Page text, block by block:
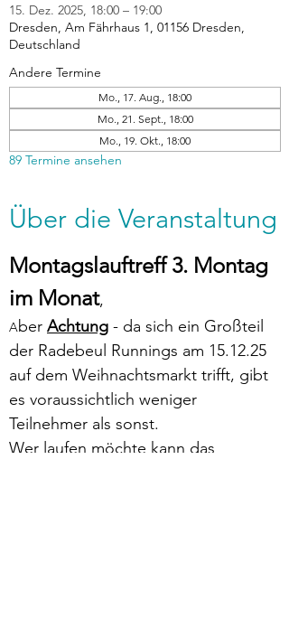
15. Dez. 2025, 18:00 – 19:00
Dresden, Am Fährhaus 1, 01156 Dresden,
Deutschland
Andere Termine
Mo., 17. Aug., 18:00
Mo., 21. Sept., 18:00
Mo., 19. Okt., 18:00
89 Termine ansehen
Über die Veranstaltung
Montagslauftreff 3. Montag
im Monat,
Aber Achtung - da sich ein Großteil
der Radebeul Runnings am 15.12.25
auf dem Weihnachtsmarkt trifft, gibt
es voraussichtlich weniger
Teilnehmer als sonst.
Wer laufen möchte kann das